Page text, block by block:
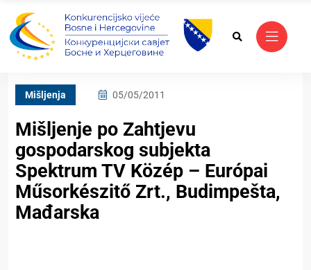
Mišljenja 05/05/2011
Mišljenje po Zahtjevu
gospodarskog subjekta
Spektrum TV Közép – Európai
Műsorkészitő Zrt., Budimpešta,
Mađarska